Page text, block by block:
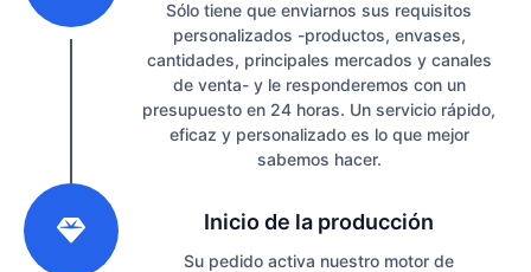
Sólo tiene que enviarnos sus requisitos
personalizados -productos, envases,
cantidades, principales mercados y canales
de venta- y le responderemos con un
presupuesto en 24 horas. Un servicio rápido,
eficaz y personalizado es lo que mejor
sabemos hacer.
Inicio de la producción
Su pedido activa nuestro motor de